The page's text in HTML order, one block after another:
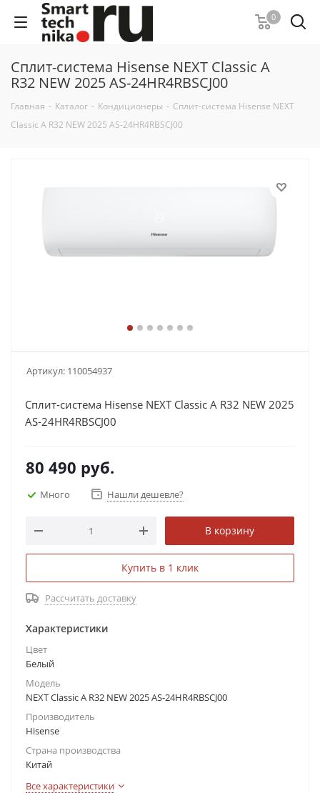
0
Сплит-система Hisense NEXT Classic A
R32 NEW 2025 AS-24HR4RBSCJ00
Главная - Каталог - Кондиционеры - Сплит-система Hisense NEXT
Classic A R32 NEW 2025 AS-24HR4RBSCJ00
Артикул: 110054937
Сплит-система Hisense NEXT Classic A R32 NEW 2025
AS-24HR4RBSCJ00
80 490 руб.
Много Нашли дешевле?
В корзину
Купить в 1 клик
Рассчитать доставку
Характеристики
Цвет
Белый
Модель
NEXT Classic A R32 NEW 2025 AS-24HR4RBSCJ00
Производитель
Hisense
Страна производства
Китай
Все характеристики